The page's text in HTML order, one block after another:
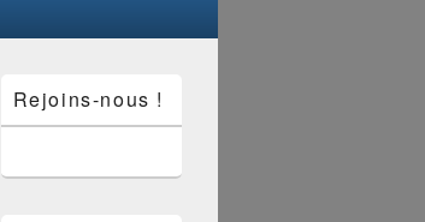
principale
de
pour
Rejoins-nous !